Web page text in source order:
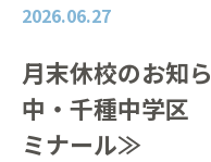
2026.06.27
月末休校のお知
中・千種中学
ミナール≫